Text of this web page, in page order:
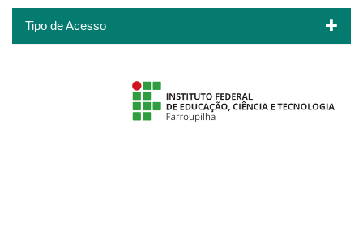
Tipo de Acesso